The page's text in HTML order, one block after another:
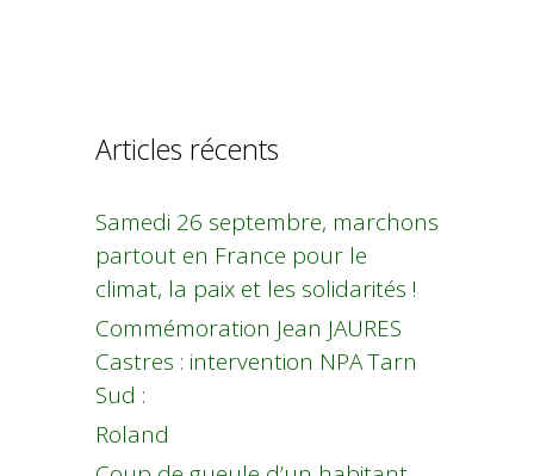
Articles récents
Samedi 26 septembre, marchons
partout en France pour le
climat, la paix et les solidarités !
Commémoration Jean JAURES
Castres : intervention NPA Tarn
Sud :
Roland